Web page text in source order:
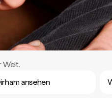
Welt.
ansehen